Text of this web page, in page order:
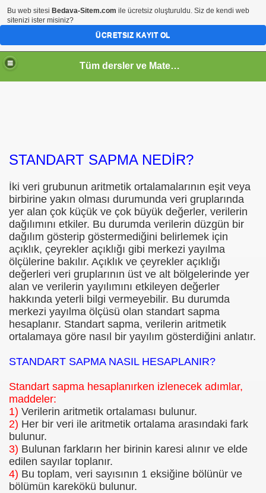
Tüm dersler ve Matematik
STANDART SAPMA NEDİR?
İki veri grubunun aritmetik ortalamalarının eşit veya
birbirine yakın olması durumunda veri gruplarında
yer alan çok küçük ve çok büyük değerler, verilerin
dağılımını etkiler. Bu durumda verilerin düzgün bir
dağılım gösterip göstermediğini belirlemek için
açıklık, çeyrekler açıklığı gibi merkezi yayılma
ölçülerine bakılır. Açıklık ve çeyrekler açıklığı
değerleri veri gruplarının üst ve alt bölgelerinde yer
alan ve verilerin yayılımını etkileyen değerler
hakkında yeterli bilgi vermeyebilir. Bu durumda
merkezi yayılma ölçüsü olan standart sapma
hesaplanır. Standart sapma, verilerin aritmetik
ortalamaya göre nasıl bir yayılım gösterdiğini anlatır.
STANDART SAPMA NASIL HESAPLANIR?
Standart sapma hesaplanırken izlenecek adımlar,
maddeler:
1) Verilerin aritmetik ortalaması bulunur.
2) Her bir veri ile aritmetik ortalama arasındaki fark
bulunur.
3) Bulunan farkların her birinin karesi alınır ve elde
edilen sayılar toplanır.
4) Bu toplam, veri sayısının 1 eksiğine bölünür ve
bölümün karekökü bulunur.
Bu web sitesi Bedava-Sitem.com ile ücretsiz oluşturuldu. Siz de kendi web
sitenizi ister misiniz?
ÜCRETSIZ KAYIT OL